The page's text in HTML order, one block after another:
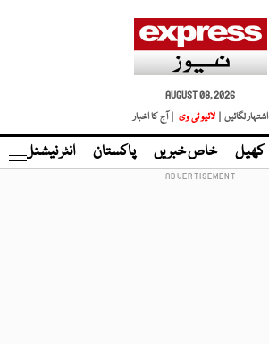
AUGUST 08, 2026
اشتہار لگائیں |
لائیو ٹی وی | آج کا اخبار
کھیل خاص خبریں پاکستان انٹر نیشنل